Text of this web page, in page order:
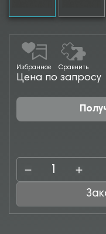
Избранное Сравнить
Цена по запросу